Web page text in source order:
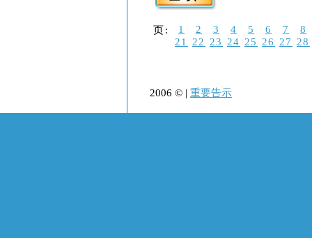
页: 1 2 3 4 5 6 7
8
21
22 23 24 25 26 27 28
2006 © | 重要告示